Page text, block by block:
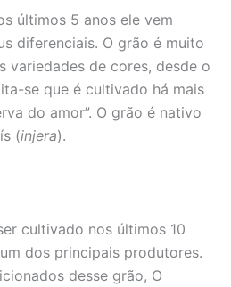
últimos 5 anos ele vem
diferenciais. O grão é muito
variedades de cores, desde o
se que é cultivado há mais
do amor”. O grão é nativo
(injera).
cultivado nos últimos 10
dos principais produtores.
desse grão, O